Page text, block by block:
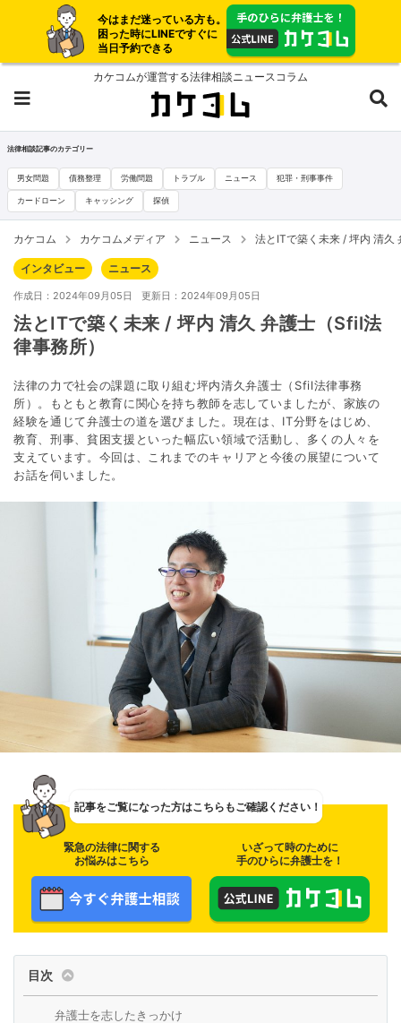
今はまだ迷っている方も。
困った時にLINEですぐに
当日予約できる
カケコムが運営する法律相談ニュースコラム
法律相談記事のカテゴリー
男女問題 債務整理 労働問題 トラブル ニュース 犯罪・刑事事件
カードローン キャッシング 探偵
カケコム カケコムメディア ニュース 法とITで築く未来 / 坪内 清久
インタビュー ニュース
作成日：2024年09月05日 更新日：2024年09月05日
法とITで築く未来 / 坪内 清久 弁護士（Sfil法
律事務所）
法律の力で社会の課題に取り組む坪内清久弁護士（Sfil法律事務
所）。もともと教育に関心を持ち教師を志していましたが、家族の
経験を通じて弁護士の道を選びました。現在は、IT分野をはじめ、
教育、刑事、貧困支援といった幅広い領域で活動し、多くの人々を
支えています。今回は、これまでのキャリアと今後の展望について
お話を伺いました。
記事をご覧になった方はこちらもご確認ください！
緊急の法律に関する
お悩みはこちら
いざって時のために
手のひらに弁護士を！
目次
弁護士を志したきっかけ